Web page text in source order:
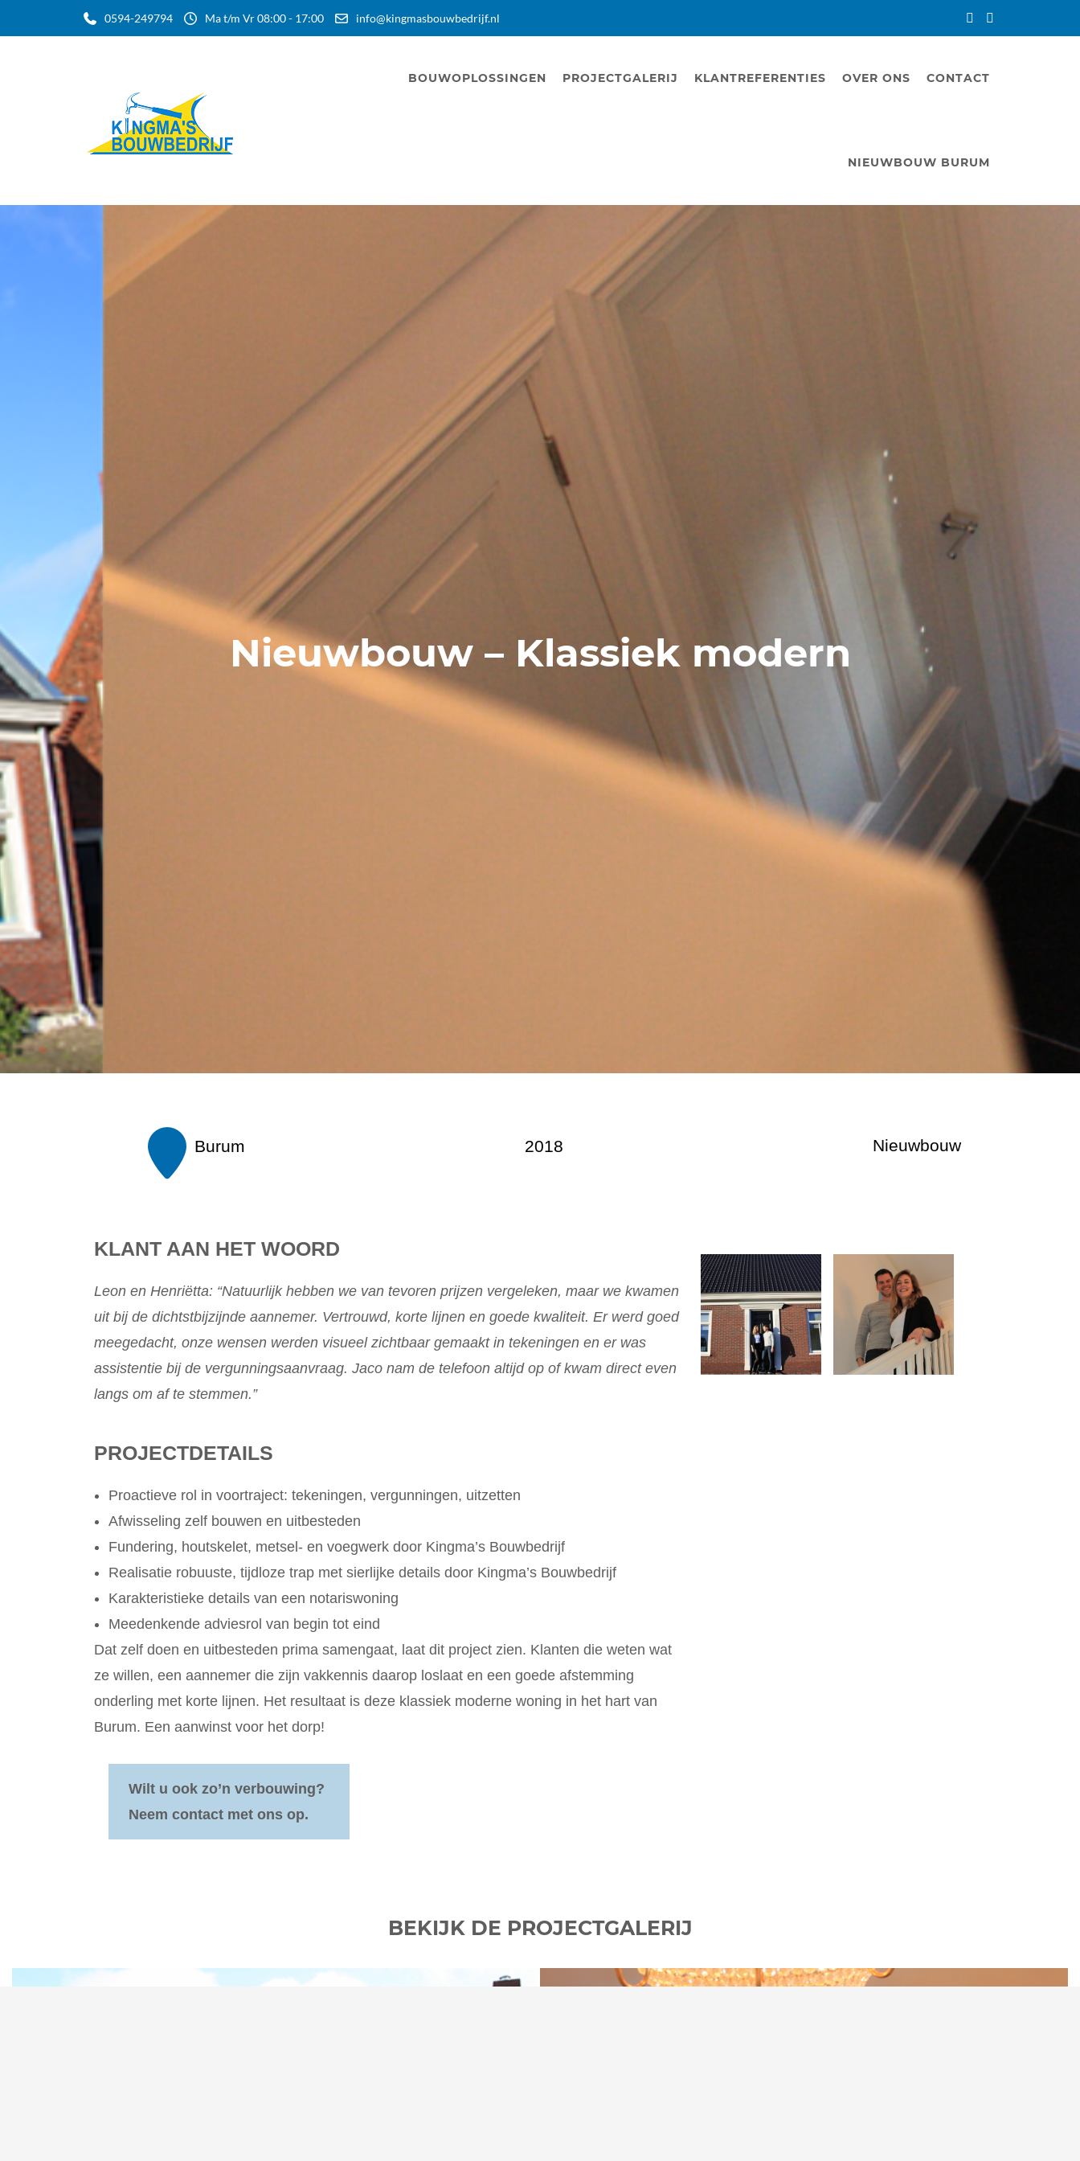
0594-249794 Ma t/m Vr 08:00 - 17:00 info@kingmasbouwbedrijf.nl
BOUWOPLOSSINGEN PROJECTGALERIJ KLANTREFERENTIES OVER ONS CONTACT
NIEUWBOUW BURUM
Nieuwbouw – Klassiek modern
Burum 2018 Nieuwbouw
KLANT AAN HET WOORD
Leon en Henriëtta: “Natuurlijk hebben we van tevoren prijzen vergeleken, maar we kwamen
uit bij de dichtstbijzijnde aannemer. Vertrouwd, korte lijnen en goede kwaliteit. Er werd goed
meegedacht, onze wensen werden visueel zichtbaar gemaakt in tekeningen en er was
assistentie bij de vergunningsaanvraag. Jaco nam de telefoon altijd op of kwam direct even
langs om af te stemmen.”
PROJECTDETAILS
Proactieve rol in voortraject: tekeningen, vergunningen, uitzetten
Afwisseling zelf bouwen en uitbesteden
Fundering, houtskelet, metsel- en voegwerk door Kingma’s Bouwbedrijf
Realisatie robuuste, tijdloze trap met sierlijke details door Kingma’s Bouwbedrijf
Karakteristieke details van een notariswoning
Meedenkende adviesrol van begin tot eind
Dat zelf doen en uitbesteden prima samengaat, laat dit project zien. Klanten die weten wat
ze willen, een aannemer die zijn vakkennis daarop loslaat en een goede afstemming
onderling met korte lijnen. Het resultaat is deze klassiek moderne woning in het hart van
Burum. Een aanwinst voor het dorp!
Wilt u ook zo’n verbouwing?
Neem contact met ons op.
BEKIJK DE PROJECTGALERIJ